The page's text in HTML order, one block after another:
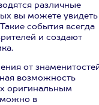
различные
вы можете увидеть
события всегда
и создают
от
возможность
оригинальным
можно в